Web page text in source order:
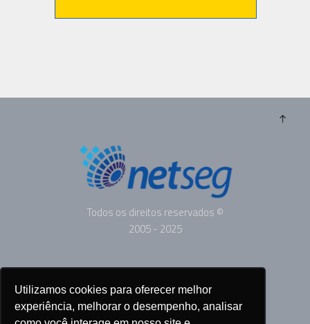
Utilizamos cookies para oferecer melhor
experiência, melhorar o desempenho, analisar
Todos os direitos reservados ©
2005 - 2025
SOBRE
CONTATO